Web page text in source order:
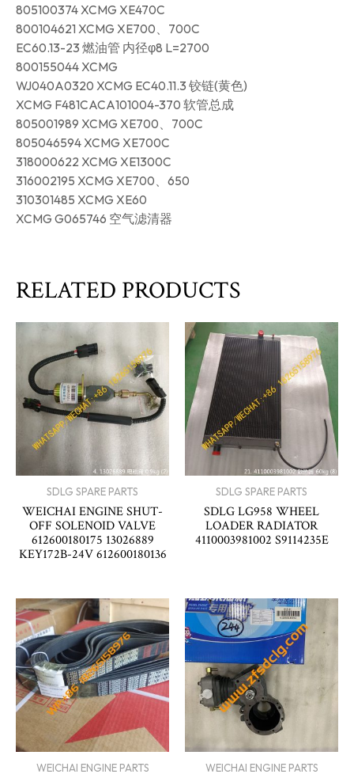
805100374 XCMG XE470C
800104621 XCMG XE700、700C
EC60.13-23 燃油管 内径φ8 L=2700
800155044 XCMG
WJ040A0320 XCMG EC40.11.3 铰链(黄色)
XCMG F481CACA101004-370 软管总成
805001989 XCMG XE700、700C
805046594 XCMG XE700C
318000622 XCMG XE1300C
316002195 XCMG XE700、650
310301485 XCMG XE60
XCMG G065746 空气滤清器
RELATED PRODUCTS
SDLG SPARE PARTS
WEICHAI ENGINE SHUT-
OFF SOLENOID VALVE
612600180175 13026889
KEY172B-24V 612600180136
SDLG SPARE PARTS
SDLG LG958 WHEEL
LOADER RADIATOR
4110003981002 S9114235E
WEICHAI ENGINE PARTS WEICHAI ENGINE PARTS